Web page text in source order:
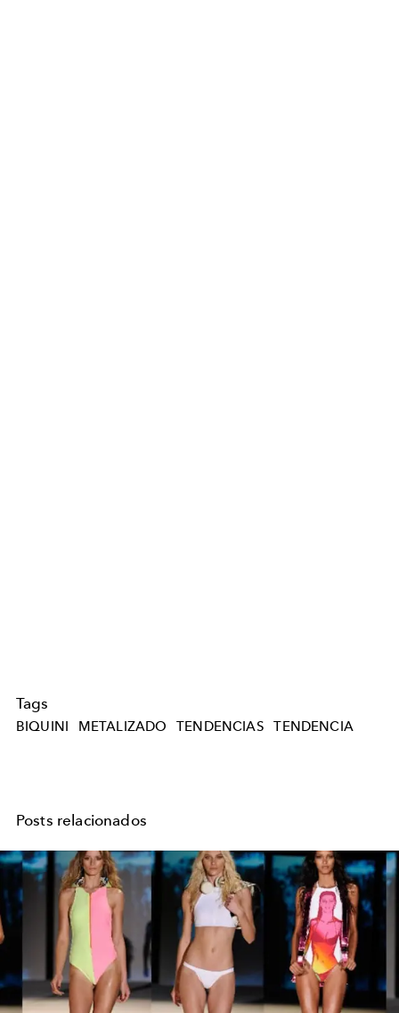
Tags
BIQUINI METALIZADO TENDENCIAS TENDENCIA
Posts relacionados